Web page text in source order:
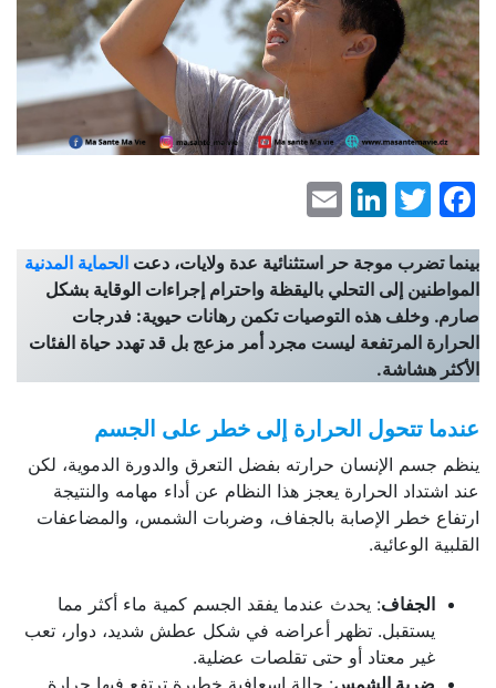
Facebook
Twitter
LinkedIn
بينما تضرب موجة حر استثنائية عدة ولايات، دعت الحماية المدنية
المواطنين إلى التحلي باليقظة واحترام إجراءات الوقاية بشكل
صارم. وخلف هذه التوصيات تكمن رهانات حيوية: فدرجات
الحرارة المرتفعة ليست مجرد أمر مزعج بل قد تهدد حياة الفئات
الأكثر هشاشة.
عندما تتحول الحرارة إلى خطر على الجسم
ينظم جسم الإنسان حرارته بفضل التعرق والدورة الدموية، لكن
عند اشتداد الحرارة يعجز هذا النظام عن أداء مهامه والنتيجة
ارتفاع خطر الإصابة بالجفاف، وضربات الشمس، والمضاعفات
القلبية الوعائية.
الجفاف: يحدث عندما يفقد الجسم كمية ماء أكثر مما
يستقبل. تظهر أعراضه في شكل عطش شديد، دوار، تعب
غير معتاد أو حتى تقلصات عضلية.